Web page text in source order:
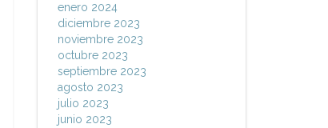
enero 2024
diciembre 2023
noviembre 2023
octubre 2023
septiembre 2023
agosto 2023
julio 2023
junio 2023